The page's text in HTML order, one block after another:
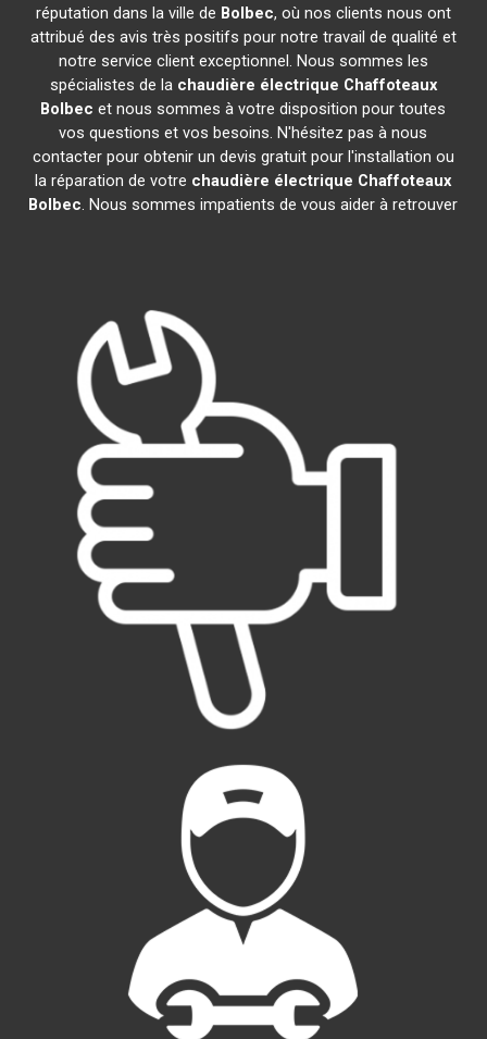
réputation dans la ville de Bolbec, où nos clients nous ont
attribué des avis très positifs pour notre travail de qualité et
notre service client exceptionnel. Nous sommes les
spécialistes de la chaudière électrique Chaffoteaux
Bolbec et nous sommes à votre disposition pour toutes
vos questions et vos besoins. N'hésitez pas à nous
contacter pour obtenir un devis gratuit pour l'installation ou
la réparation de votre chaudière électrique Chaffoteaux
Bolbec. Nous sommes impatients de vous aider à retrouver